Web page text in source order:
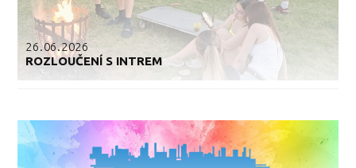
26.06.2026
ROZLOUČENÍ S INTREM